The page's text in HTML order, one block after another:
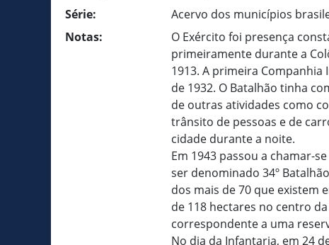
Série:
Acervo dos municípios
Notas:
O Exército foi presença
primeiramente durante a
1913. A primeira
de 1932. O Batalhão tinha
de outras atividades como
trânsito de pessoas e de
cidade durante a noite.
Em 1943 passou a chamar-
ser denominado 34º
dos mais de 70 que existem
de 118 hectares no centro
correspondente a uma
No dia da Infantaria, em 24